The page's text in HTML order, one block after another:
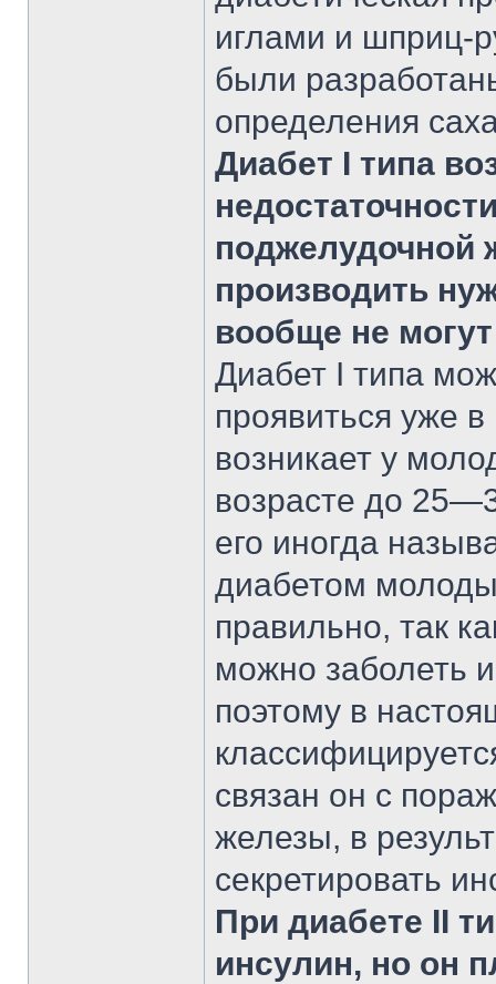
иглами и шприц-
были
определения
Диабет I типа
поджелудочной
производить
вообще не
Диабет I типа
проявиться уже
возникает у
возрасте до
его иногда
диабетом
правильно, так
можно заболеть
поэтому в
связан он с
железы, в
секретировать
При диабете II
инсулин, но он